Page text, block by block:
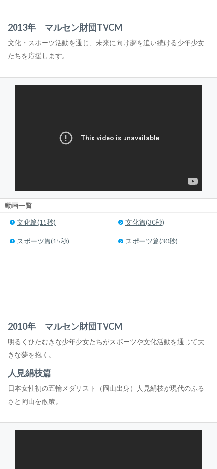
2013年 マルセン財団TVCM
文化・スポーツ活動を通じ、未来に向け夢を追い続ける少年少女
たちを応援します。
動画一覧
文化篇(15秒) 文化篇(30秒)
スポーツ篇(15秒) スポーツ篇(30秒)
2010年 マルセン財団TVCM
明るくひたむきな少年少女たちがスポーツや文化活動を通じて大
きな夢を抱く。
人見絹枝篇
日本女性初の五輪メダリスト（岡山出身）人見絹枝が現代のふる
さと岡山を散策。